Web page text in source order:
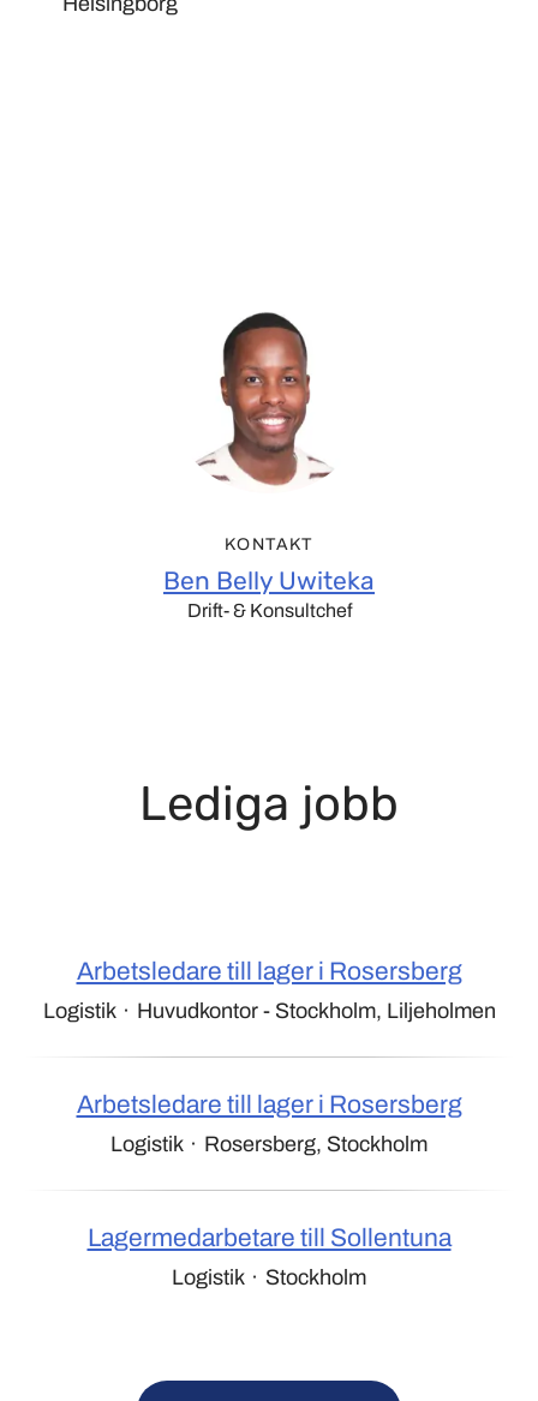
KONTAKT
Ben Belly Uwiteka
Drift- & Konsultchef
Lediga jobb
Arbetsledare till lager i Rosersberg
Logistik · Huvudkontor - Stockholm, Liljeholmen
Arbetsledare till lager i Rosersberg
Logistik · Rosersberg, Stockholm
Lagermedarbetare till Sollentuna
Logistik · Stockholm